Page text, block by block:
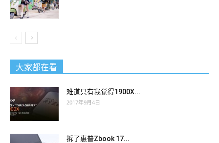
not do it, and endlessly, kill all the enemies directly
found that not70-697 Prep Guide
and Microsoft 70-697 Prep Guide other people who had
Microsoft 70-697 Prep Guide left Microsoft 70-697 Prep Guide
the chess stall disappeared, but even Li s anchor was not
there. 7wenxue 56wen. The real man of the world, Zhang
famous for many years. The forces of Zhao Hongbing s gang
大家都在看
难道只有我觉得1900X...
2017年9月4日
拆了惠普Zbook 17...